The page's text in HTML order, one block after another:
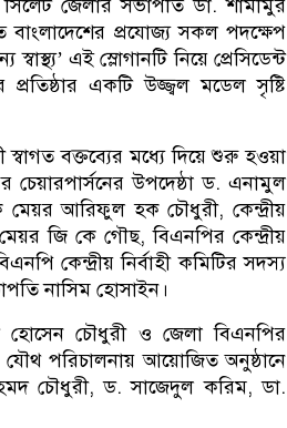
জেলার সভাপতি ডা. শামীমুর
বাংলাদেশের প্রযোজ্য সকল পদক্ষেপ
এই স্লোগানটি নিয়ে প্রেসিডেন্ট
প্রতিষ্ঠার একটি উজ্জ্বল মডেল সৃষ্টি
বক্তব্যের মধ্যে দিয়ে শুরু হওয়া
চেয়ারপার্সনের উপদেষ্ঠা ড. এনামুল
মেয়র আরিফুল হক চৌধুরী, কেন্দ্রীয়
জি কে গৌছ, বিএনপির কেন্দ্রীয়
কেন্দ্রীয় নির্বাহী কমিটির সদস্য
নাসিম হোসাইন।
হোসেন চৌধুরী ও জেলা বিএনপির
পরিচালনায় আয়োজিত অনুষ্ঠানে
চৌধুরী, ড. সাজেদুল করিম, ডা.